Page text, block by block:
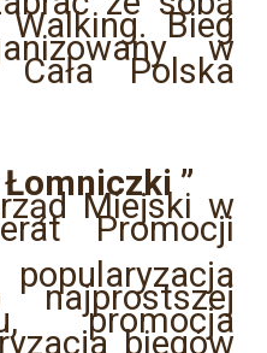
Bieg
w
Polska
”
Miejski w
Promocji
popularyzacja
najprostszej
promocja
biegów